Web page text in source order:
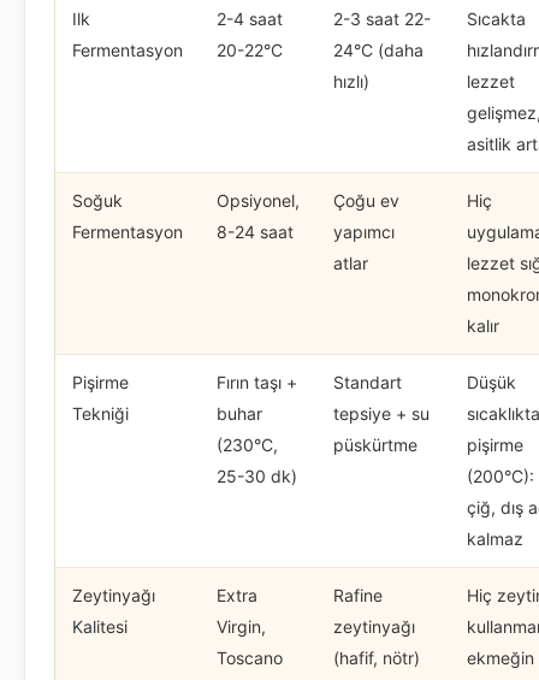
Ilk
Fermentasyon
2-4 saat
20-22°C
2-3 saat 22-
24°C (daha
hızlı)
Sıcakta
lezzet
asitlik
Soğuk
Fermentasyon
Opsiyonel,
8-24 saat
Çoğu ev
yapımcı
atlar
Hiç
lezzet
kalır
Pişirme
Tekniği
Fırın taşı +
buhar
(230°C,
25-30 dk)
Standart
tepsiye + su
püskürtme
Düşük
sıcaklıkta
pişirme
(200°C):
çiğ, dış
kalmaz
Zeytinyağı
Kalitesi
Extra
Virgin,
Toscano
Rafine
zeytinyağı
(hafif, nötr)
Hiç
ekmeğin